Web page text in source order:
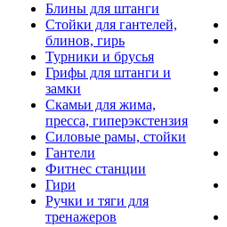
Блины для штанги
Стойки для гантелей,
блинов, гирь
Турники и брусья
Грифы для штанги и
замки
Скамьи для жима,
пресса, гиперэкстензия
Силовые рамы, стойки
Гантели
Фитнес станции
Гири
Ручки и тяги для
тренажеров